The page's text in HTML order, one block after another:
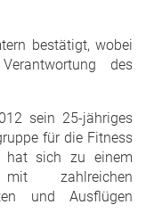
bestätigt, wobei
des
sein 25-jähriges
für die Fitness
hat sich zu einem
mit zahlreichen
und Ausflügen